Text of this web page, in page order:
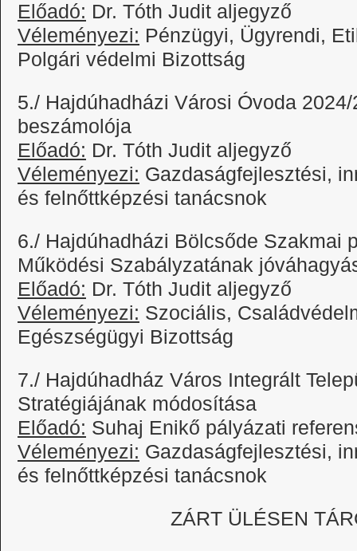
Előadó: Dr. Tóth Judit aljegyző
Véleményezi: Pénzügyi, Ügyrendi,
Polgári védelmi Bizottság
5./ Hajdúhadházi Városi Óvoda
beszámolója
Előadó: Dr. Tóth Judit aljegyző
Véleményezi: Gazdaságfejlesztési,
és felnőttképzési tanácsnok
6./ Hajdúhadházi Bölcsőde Szakmai
Működési Szabályzatának
Előadó: Dr. Tóth Judit aljegyző
Véleményezi: Szociális,
Egészségügyi Bizottság
7./ Hajdúhadház Város Integrált
Stratégiájának módosítása
Előadó: Suhaj Enikő pályázati
Véleményezi: Gazdaságfejlesztési,
és felnőttképzési tanácsnok
ZÁRT ÜLÉSEN